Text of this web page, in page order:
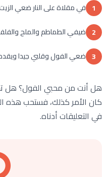
1 في مقلاة على النار ضعي
2 ضيفي الطماطم والملح
3 ضعي الفول وقلبي جيدا
هل أنت من محبي الفول؟ هل
كان الأمر كذلك، فستحب هذه
في التعليقات أدناه.